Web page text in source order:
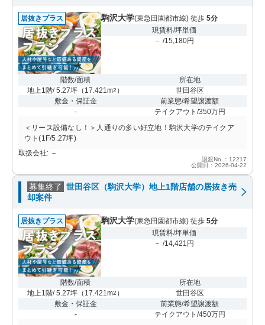
居抜きプラス 駒沢大学(東急田園都市線) 徒歩 5分
現賃料/坪単価
－ /15,180円
階数/面積
地上1階/ 5.27坪 （ 17.421m2 ）
所在地
世田谷区
敷金・保証金
-
前業態/希望譲渡額
テイクアウト/350万円
＜リース設備なし！＞人通りの多い好立地！駒沢大学のテイクア
ウト(1F/5.27坪)
取扱会社: －
譲渡No.：12217
公開日：2026-04-22
募集終了 世田谷区（駒沢大学）地上1階店舗の居抜き売
却案件
居抜きプラス 駒沢大学(東急田園都市線) 徒歩 5分
現賃料/坪単価
－ /14,421円
階数/面積
地上1階/ 5.27坪 （ 17.421m2 ）
所在地
世田谷区
敷金・保証金
-
前業態/希望譲渡額
テイクアウト/450万円